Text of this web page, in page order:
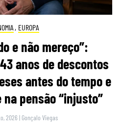
, EUROPA
e não mereço”:
anos de descontos
antes do tempo e
pensão “injusto”
2026 | Gonçalo Viegas